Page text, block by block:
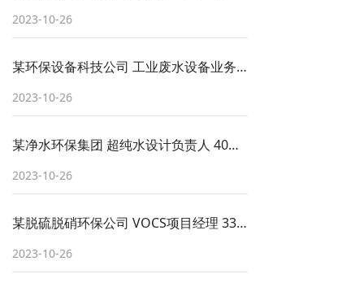
2023-10-26
某环保设备科技公司 工业废水设备业务副总 38天成功交付入职
2023-10-26
某净水环保集团 超纯水设计负责人 40天成功交付入职
2023-10-26
某脱硫脱硝环保公司 VOCS项目经理 33天交付
2023-10-26